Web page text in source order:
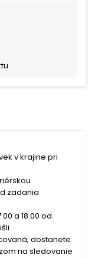
v krajine pri
zadania
a 18:00 od
dostanete
na sledovanie